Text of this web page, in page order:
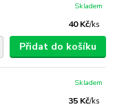
40 Kč/ks
Skladem
Přidat do košíku
35 Kč/ks
Skladem